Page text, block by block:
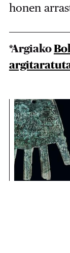
honen
*Argiako